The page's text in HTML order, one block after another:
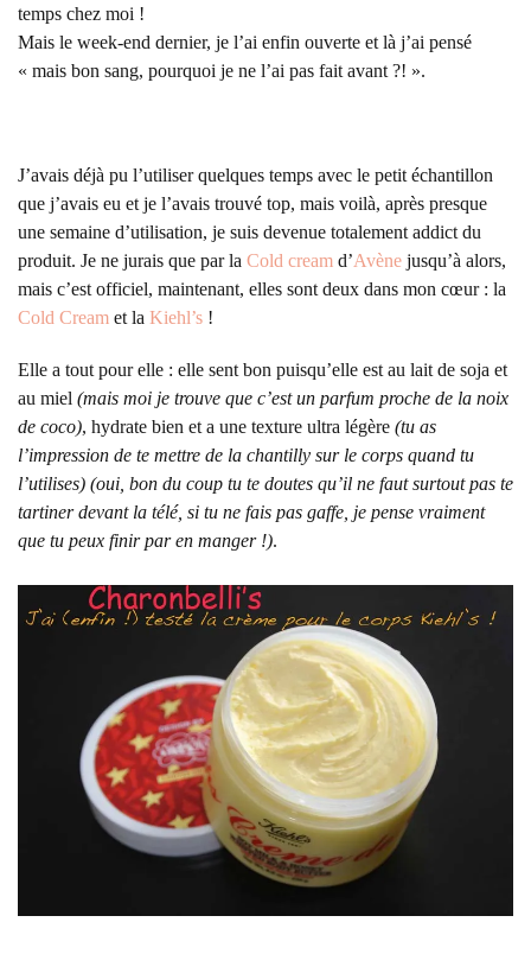
temps chez moi !
Mais le week-end dernier, je l’ai enfin ouverte et là j’ai pensé
« mais bon sang, pourquoi je ne l’ai pas fait avant ?! ».
J’avais déjà pu l’utiliser quelques temps avec le petit échantillon
que j’avais eu et je l’avais trouvé top, mais voilà, après presque
une semaine d’utilisation, je suis devenue totalement addict du
produit. Je ne jurais que par la Cold cream d’Avène jusqu’à alors,
mais c’est officiel, maintenant, elles sont deux dans mon cœur : la
Cold Cream et la Kiehl’s !
Elle a tout pour elle : elle sent bon puisqu’elle est au lait de soja et
au miel (mais moi je trouve que c’est un parfum proche de la noix
de coco), hydrate bien et a une texture ultra légère (tu as
l’impression de te mettre de la chantilly sur le corps quand tu
l’utilises) (oui, bon du coup tu te doutes qu’il ne faut surtout pas te
tartiner devant la télé, si tu ne fais pas gaffe, je pense vraiment
que tu peux finir par en manger !).